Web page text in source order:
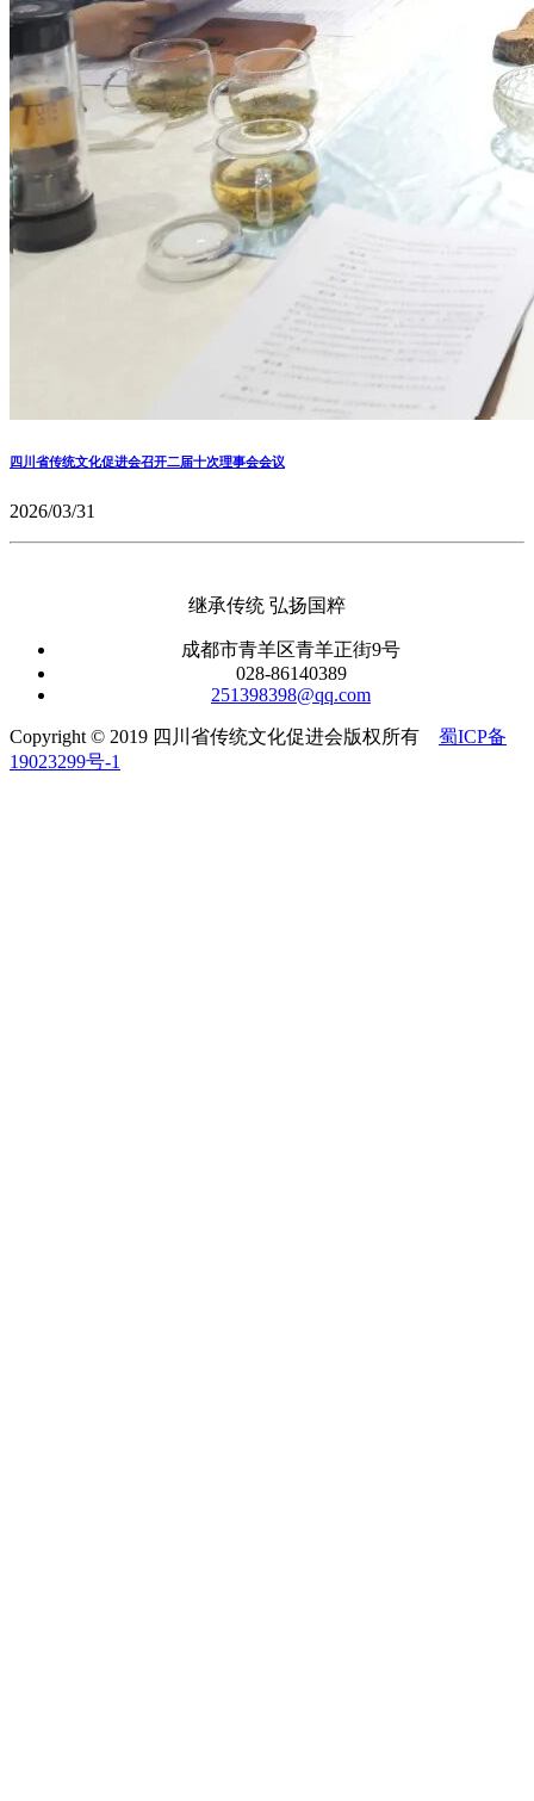
四川省传统文化促进会召开二届十次理事会会议
2026/03/31
继承传统 弘扬国粹
成都市青羊区青羊正街9号
028-86140389
251398398@qq.com
Copyright © 2019 四川省传统文化促进会版权所有 蜀ICP备
19023299号-1